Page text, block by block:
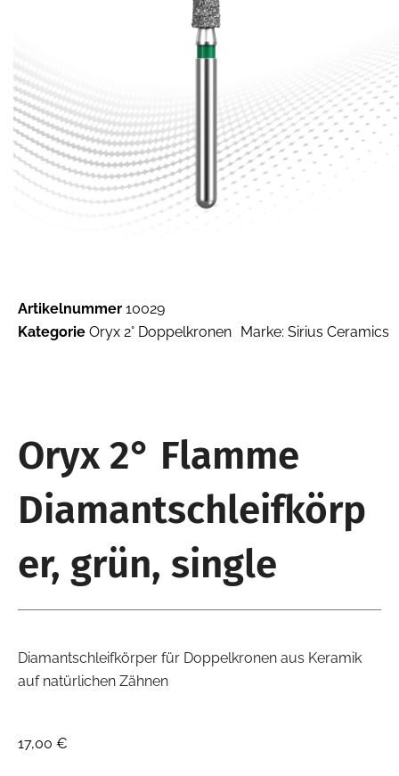
Artikelnummer 10029
Kategorie Oryx 2° Doppelkronen Marke: Sirius Ceramics
Oryx 2° Flamme
Diamantschleifkörp
er, grün, single
Diamantschleifkörper für Doppelkronen aus Keramik
auf natürlichen Zähnen
17,00 €